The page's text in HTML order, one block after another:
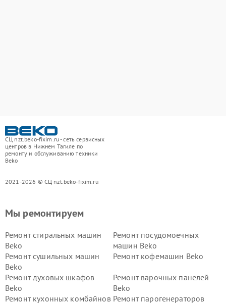
СЦ nzt.beko-fixim.ru - сеть сервисных
центров в Нижнем Тагиле по
ремонту и обслуживанию техники
Beko
2021-2026 © СЦ nzt.beko-fixim.ru
Мы ремонтируем
Ремонт стиральных машин
Beko
Ремонт посудомоечных
машин Beko
Ремонт сушильных машин
Beko
Ремонт кофемашин Beko
Ремонт духовых шкафов
Beko
Ремонт варочных панелей
Beko
Ремонт кухонных комбайнов Ремонт парогенераторов